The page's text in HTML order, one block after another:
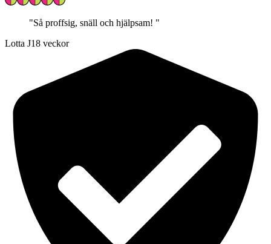
"Så proffsig, snäll och hjälpsam! "
Lotta J18 veckor